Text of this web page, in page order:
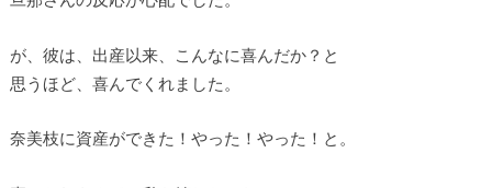
が、彼は、出産以来、こんなに喜んだか？と
思うほど、喜んでくれました。
奈美枝に資産ができた！やった！やった！と。